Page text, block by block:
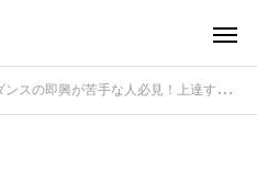
スの即興が苦手な人必見！上達するためのコツと練習法を解説